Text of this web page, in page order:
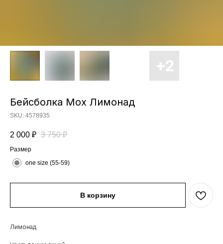
Бейсболка Moх Лимонад
SKU: 4578935
2 000 ₽ 3 750 ₽
Размер
one size (55-59)
В корзину
Лимонад